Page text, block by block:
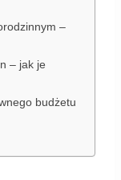
–
– jak je
budżetu